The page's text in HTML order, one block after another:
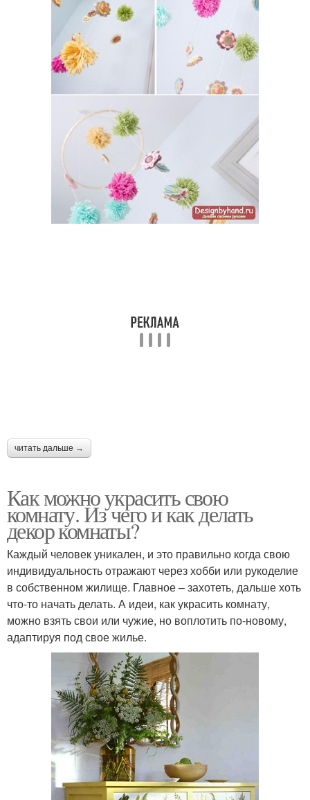
читать дальше →
Как можно украсить свою
комнату. Из чего и как делать
декор комнаты?
Каждый человек уникален, и это правильно когда свою
индивидуальность отражают через хобби или рукоделие
в собственном жилище. Главное – захотеть, дальше хоть
что-то начать делать. А идеи, как украсить комнату,
можно взять свои или чужие, но воплотить по-новому,
адаптируя под свое жилье.